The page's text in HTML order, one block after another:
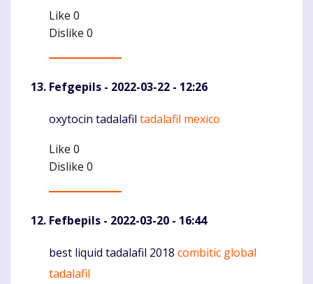
Like 0
Dislike 0
Fefgepils - 2022-03-22 - 12:26
Komentaras
oxytocin tadalafil tadalafil mexico
Like 0
Dislike 0
Fefbepils - 2022-03-20 - 16:44
Komentaras
best liquid tadalafil 2018 combitic global
tadalafil